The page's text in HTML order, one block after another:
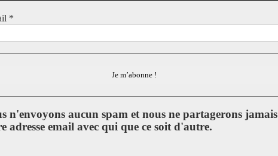
*
n'envoyons aucun spam et nous ne partagerons jamais
adresse email avec qui que ce soit d'autre.